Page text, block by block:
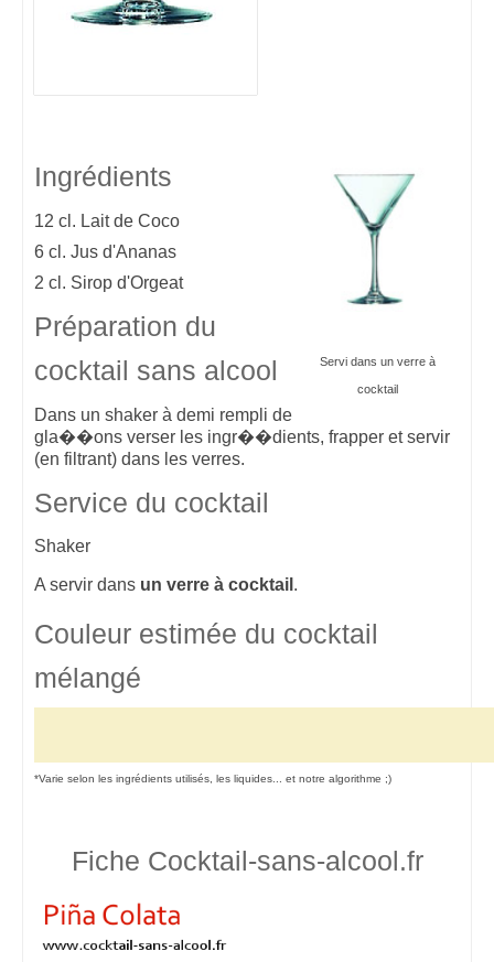
Servi dans un verre à
cocktail
Ingrédients
12 cl. Lait de Coco
6 cl. Jus d'Ananas
2 cl. Sirop d'Orgeat
Préparation du
cocktail sans alcool
Dans un shaker à demi rempli de
gla��ons verser les ingr��dients, frapper etservir
(en filtrant) dans les verres.
Service du cocktail
Shaker
A servir dans un verre à cocktail .
Couleur estimée du cocktail
mélangé
*Varie selon les ingrédients utilisés, les liquides... et notre algorithme ;)
Fiche Cocktail-sans-alcool.fr